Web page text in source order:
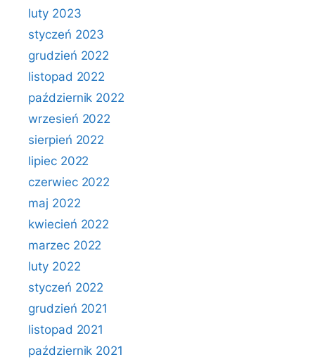
luty 2023
styczeń 2023
grudzień 2022
listopad 2022
październik 2022
wrzesień 2022
sierpień 2022
lipiec 2022
czerwiec 2022
maj 2022
kwiecień 2022
marzec 2022
luty 2022
styczeń 2022
grudzień 2021
listopad 2021
październik 2021